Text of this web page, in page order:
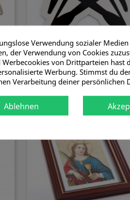
Magnet Dachdecker
1,43 €
Vorschau
Verwendung sozialer
der Verwendung von Cookies
von Drittparteien hast
Werbung. Stimmst du
Verarbeitung deiner persönlichen
Ablehnen